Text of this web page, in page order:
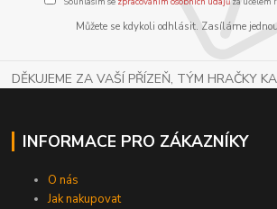
Můžete se kdykoli odhlásit. Zasíláme
DĚKUJEME ZA VAŠÍ PŘÍZEŇ, TÝM HRAČKY
INFORMACE PRO ZÁKAZNÍKY
O nás
Jak nakupovat